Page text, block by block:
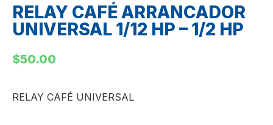
RELAY CAFÉ ARRANCADOR
UNIVERSAL 1/12 HP – 1/2 HP
$50.00
RELAY CAFÉ UNIVERSAL